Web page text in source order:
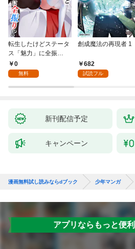
転生したけどステータ
ス「魅力」に全振
り！？(1)
0
無料
創成魔法の再現者 1
682
試読フル
新刊配信予定
キャンペーン
漫画無料試し読みならdブック 少年マンガ
アプリならもっと便